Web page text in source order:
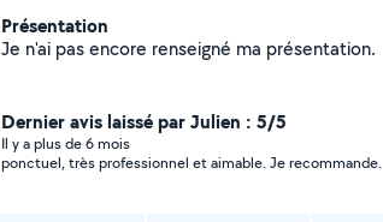
Présentation
Je n'ai pas encore renseigné ma présentation.
Dernier avis laissé par Julien : 5/5
Il y a plus de 6 mois
ponctuel, très professionnel et aimable. Je recommande.